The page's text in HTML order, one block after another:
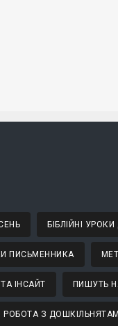
БІБЛІЙНІ УРОКИ
ПИСЬМЕННИКА
ІНСАЙТ ПИШУТЬ
РОБОТА З